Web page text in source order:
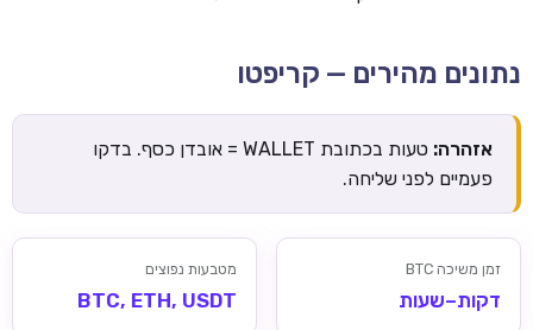
נתונים מהירים — קריפטו
אזהרה:
טעות בכתובת WALLET = אובדן כסף. בדקו
פעמיים לפני שליחה.
זמן משיכה BTC
דקות–שעות
מטבעות נפוצים
BTC, ETH, USDT